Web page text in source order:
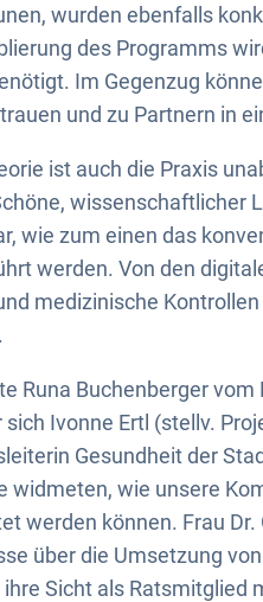
wurden ebenfalls
des Programms
Im Gegenzug
und zu Partnern in
ist auch die Praxis
wissenschaftlicher
wie zum einen das
werden. Von den
medizinische
Runa Buchenberger
Ivonne Ertl (stellv.
Gesundheit der
widmeten, wie unsere
werden können. Frau
über die Umsetzung
Sicht als